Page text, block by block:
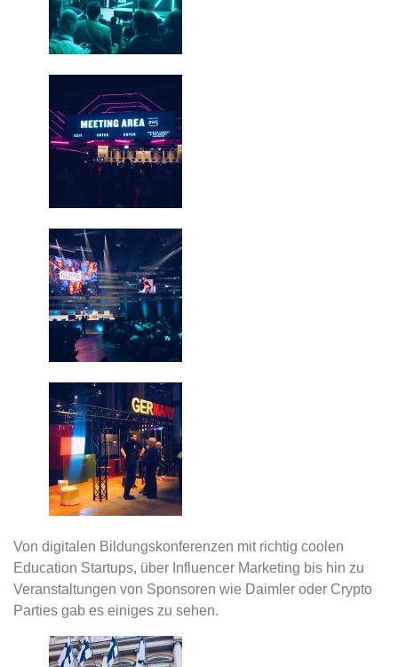
Von digitalen Bildungskonferenzen mit richtig coolen
Education Startups, über Influencer Marketing bis hin zu
Veranstaltungen von Sponsoren wie Daimler oder Crypto
Parties gab es einiges zu sehen.